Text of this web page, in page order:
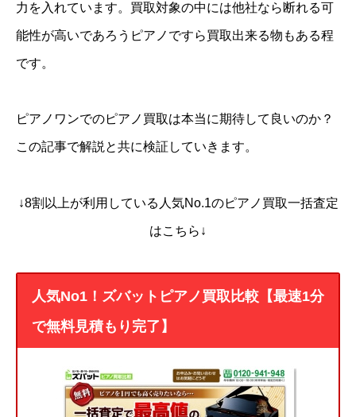
力を入れています。買取対象の中には他社なら断れる可
能性が高いであろうピアノですら買取出来る物もある程
です。
ピアノワンでのピアノ買取は本当に期待して良いのか？
この記事で解説と共に検証していきます。
↓8割以上が利用している人気No.1のピアノ買取一括査定
はこちら↓
人気No1！ズバットピアノ買取比較【最速1分
で無料見積もり完了】